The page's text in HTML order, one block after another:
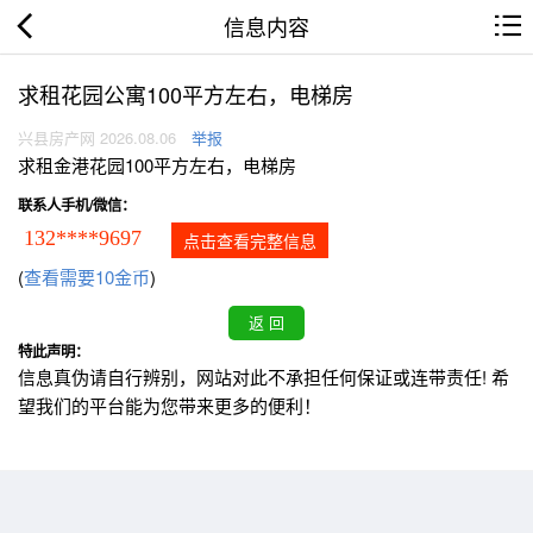
信息内容
求租花园公寓100平方左右，电梯房
兴县房产网 2026.08.06 举报
求租金港花园100平方左右，电梯房
联系人手机/微信：
132****9697 点击查看完整信息
(查看需要10金币)
特此声明：
信息真伪请自行辨别，网站对此不承担任何保证或连带责任! 希
望我们的平台能为您带来更多的便利！